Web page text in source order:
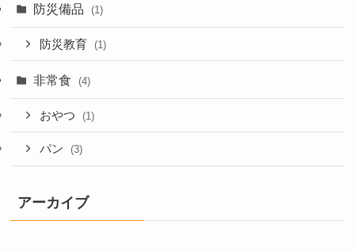
防災備品 (1)
防災教育 (1)
非常食 (4)
おやつ (1)
パン (3)
アーカイブ